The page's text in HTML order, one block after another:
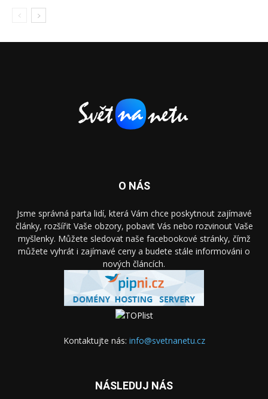
O NÁS
Jsme správná parta lidí, která Vám chce poskytnout zajímavé
články, rozšířit Vaše obzory, pobavit Vás nebo rozvinout Vaše
myšlenky. Můžete sledovat naše facebookové stránky, čímž
můžete vyhrát i zajímavé ceny a budete stále informováni o
nových článcích.
Kontaktujte nás: info@svetnanetu.cz
NÁSLEDUJ NÁS